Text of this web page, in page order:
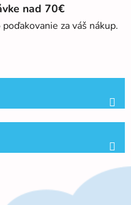
nad 70€
za váš nákup.